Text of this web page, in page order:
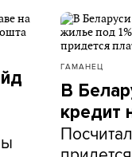
ГАМАНЕЦ
В
кредит